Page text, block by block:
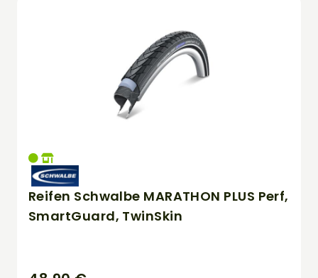
Reifen Schwalbe MARATHON PLUS Perf,
SmartGuard, TwinSkin